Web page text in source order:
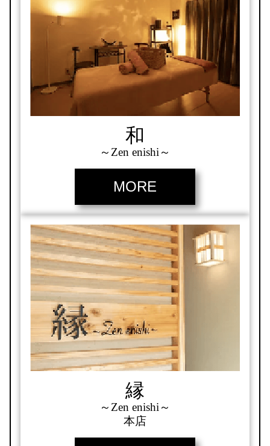
和
～Zen enishi～
MORE
縁
～Zen enishi～
本店